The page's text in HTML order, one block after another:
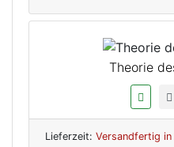
Theorie
Lieferzeit: Versandfertig